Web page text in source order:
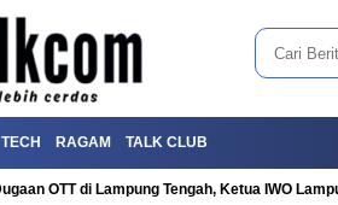
TECH RAGAM TALK CLUB
OTT di Lampung Tengah, Ketua IWO